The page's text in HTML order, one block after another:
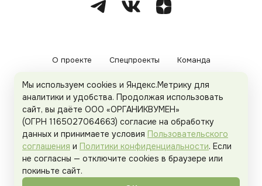
О проекте Спецпроекты Команда
Рекламодателям Политика конфиденциальности
Пользовательское соглашение
Organicwoman.ru . Все права защищены.
Мы используем cookies и Яндекс.Метрику для
аналитики и удобства. Продолжая использовать
сайт, вы даёте ООО «ОРГАНИКВУМЕН»
(ОГРН 1165027064663) согласие на обработку
данных и принимаете условия Пользовательского
соглашения и Политики конфиденциальности. Если
не согласны — отключите cookies в браузере или
покиньте сайт.